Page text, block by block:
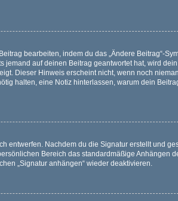
bearbeiten, indem du das „Ändere Beitrag“-
auf deinen Beitrag geantwortet hat, wird
Dieser Hinweis erscheint nicht, wenn noch
halten, eine Notiz hinterlassen, warum dein
entwerfen. Nachdem du die Signatur erstellt und
Bereich das standardmäßige Anhängen
„Signatur anhängen“ wieder deaktivieren.